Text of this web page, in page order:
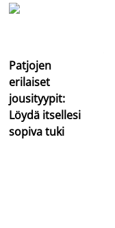
Patjojen
erilaiset
jousityypit:
Löydä itsellesi
sopiva tuki